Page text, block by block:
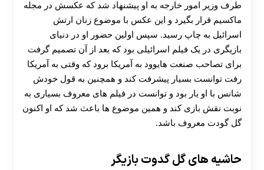
طرف وزیر امور خارجه به او پیشنهاد شد که عکسش در مجله
ماکسیم قرار بگیرد و این عکس با موضوع زنان ارتش
اسرائیل به چاپ رسید. سپس اولین حضور او در دنیای
بازیگری در یک فیلم اسرائیلی بود که بعد از آن تصمیم گرفت
برای تصاحب صنعت هایوود به آمریکا برود که وقتی به آمریکا
رفت توانست بسیار پیشرفت کند و همچنین به قول خودش
شانس با او یار بود و توانست در فیلم های معروف بسیاری به
نوبت نقش بازی کند و همین موضوع ها باعث شد که او اکنون
گل گودت معروف باشد.
حاشیه های گل گدوت بازیگر